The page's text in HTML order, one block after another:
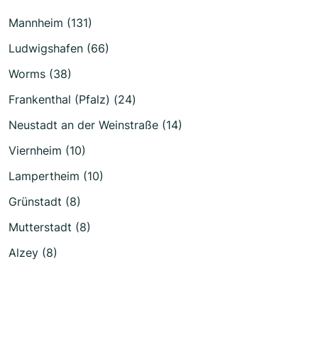
Mannheim (131)
Ludwigshafen (66)
Worms (38)
Frankenthal (Pfalz) (24)
Neustadt an der Weinstraße (14)
Viernheim (10)
Lampertheim (10)
Grünstadt (8)
Mutterstadt (8)
Alzey (8)